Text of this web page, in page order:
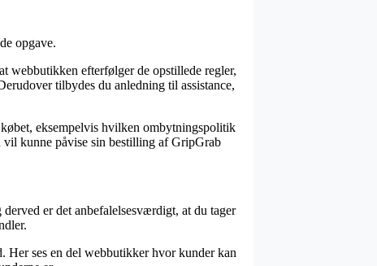
opgave.
webbutikken efterfølger de opstillede regler,
tilbydes du anledning til assistance,
eksempelvis hvilken ombytningspolitik
vil kunne påvise sin bestilling af GripGrab
er det anbefalelsesværdigt, at du tager
ses en del webbutikker hvor kunder kan